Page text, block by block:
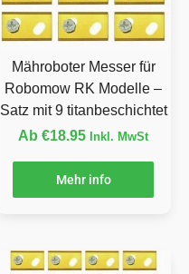
Mähroboter Messer für
Robomow RK Modelle –
Satz mit 9 titanbeschichtet
Ab €18.95 Inkl. MwSt
Mehr info